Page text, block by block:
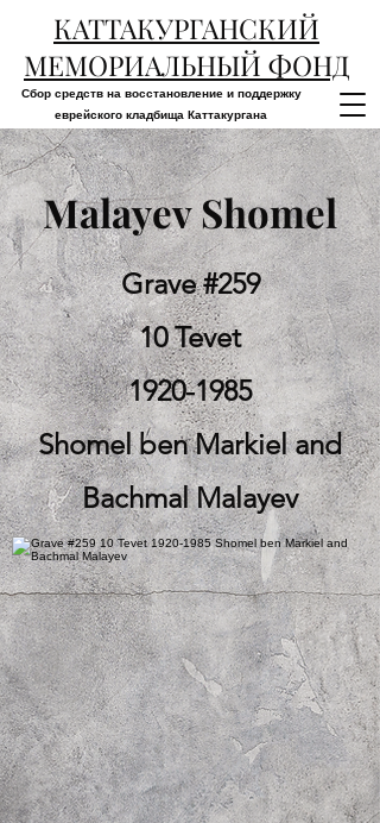
КАТТАКУРГАНСКИЙ
МЕМОРИАЛЬНЫЙ ФОНД
Сбор средств на восстановление и поддержку
еврейского кладбища Каттакургана
Malayev Shomel
Grave #259
10 Tevet
1920-1985
Shomel ben Markiel and
Bachmal Malayev